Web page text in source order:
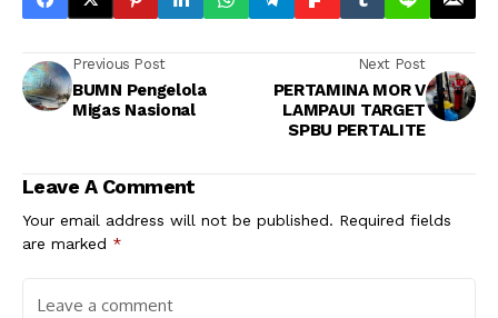
Previous Post
BUMN Pengelola
Migas Nasional
Next Post
PERTAMINA MOR V
LAMPAUI TARGET
SPBU PERTALITE
Leave A Comment
Your email address will not be published. Required fields
are marked *